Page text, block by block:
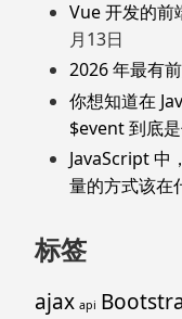
Vue 开发的前
月13日
2026 年最有
你想知道在
$event 到底
JavaScript 中
量的方式该在
标签
ajax api